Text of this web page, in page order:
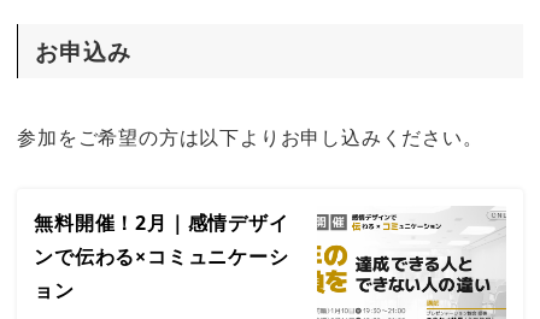
お申込み
参加をご希望の方は以下よりお申し込みください。
無料開催！2月｜感情デザイ
ンで伝わる×コミュニケーシ
ョン